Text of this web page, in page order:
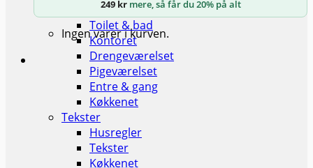
249 krmere, så får du 20% på alt
Ingen varer i kurven.
Soveværelset
Toilet & bad
Kontoret
Drengeværelset
Pigeværelset
Entre & gang
Køkkenet
Tekster
Husregler
Tekster
Køkkenet